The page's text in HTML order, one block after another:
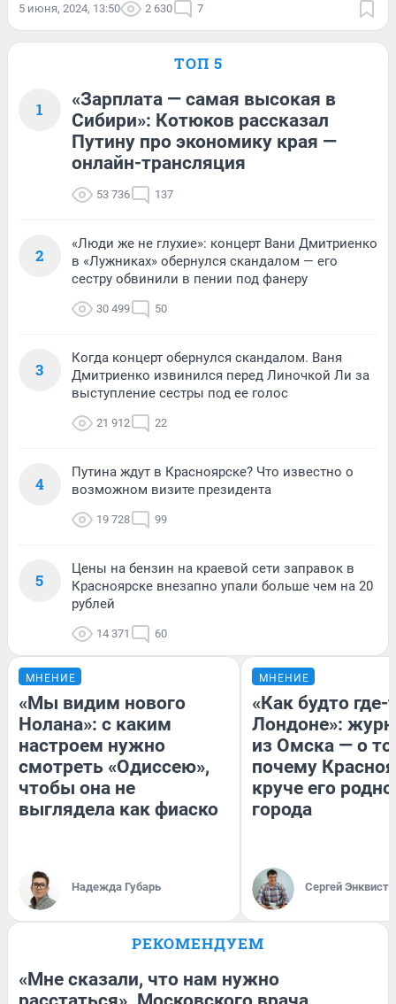
5 июня, 2024, 13:50 2 630 7
ТОП 5
1
«Зарплата — самая высокая в
Сибири»: Котюков рассказал
Путину про экономику края —
онлайн-трансляция
53 736 137
2
«Люди же не глухие»: концерт Вани Дмитриенко
в «Лужниках» обернулся скандалом — его
сестру обвинили в пении под фанеру
30 499 50
3
Когда концерт обернулся скандалом. Ваня
Дмитриенко извинился перед Линочкой Ли за
выступление сестры под ее голос
21 912 22
4
Путина ждут в Красноярске? Что известно о
возможном визите президента
19 728 99
5
Цены на бензин на краевой сети заправок в
Красноярске внезапно упали больше чем на 20
рублей
14 371 60
МНЕНИЕ
«Мы видим нового
Нолана»: с каким
настроем нужно
смотреть «Одиссею»,
чтобы она не
выглядела как фиаско
Надежда Губарь
МНЕНИЕ
«Как будто где-
Лондоне»:
из Омска — о
почему
круче его
города
Сергей Энквист
РЕКОМЕНДУЕМ
«Мне сказали, что нам нужно